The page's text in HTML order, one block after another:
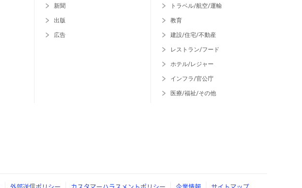
新聞
出版
広告
トラベル/航空/運輸
教育
建設/住宅/不動産
レストラン/フード
ホテル/レジャー
インフラ/官公庁
医療/福祉/その他